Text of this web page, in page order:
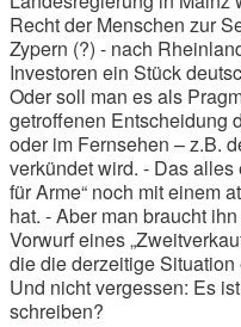
Recht der Menschen zur
Zypern (?) - nach
Investoren ein Stück
Oder soll man es als
getroffenen Entscheidung
oder im Fernsehen – z.B.
verkündet wird. - Das
für Arme“ noch mit einem
hat. - Aber man braucht
Vorwurf eines
die die derzeitige
Und nicht vergessen: Es
schreiben?